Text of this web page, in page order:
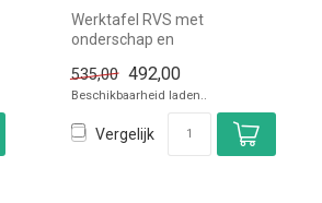
Werktafel RVS met
onderschap en
88(H)x160x60cm |Gastr...
535,00 492,00
Beschikbaarheid laden..
Vergelijk